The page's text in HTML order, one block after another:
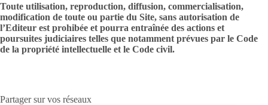
Toute utilisation, reproduction, diffusion, commercialisation,
modification de toute ou partie du Site, sans autorisation de
l’Editeur est prohibée et pourra entraînée des actions et
poursuites judiciaires telles que notamment prévues par le Code
de la propriété intellectuelle et le Code civil.
Partager sur vos réseaux